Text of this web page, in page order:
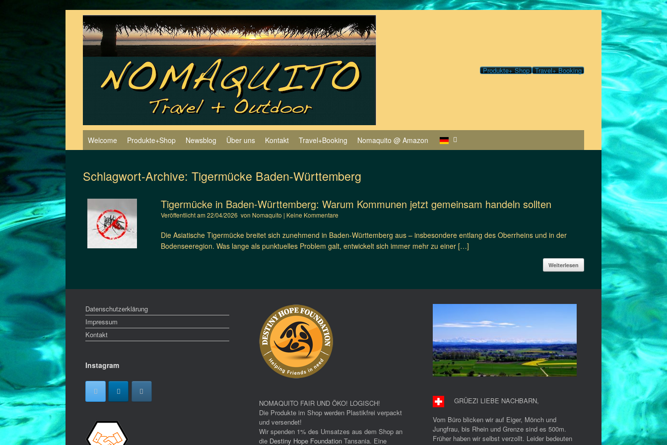
springen
Produkte+ Shop Travel+ Booking
Welcome Produkte+Shop Newsblog Über uns Kontakt Travel+Booking Nomaquito @ Amazon
Schlagwort-Archive: Tigermücke Baden-Württemberg
Tigermücke in Baden-Württemberg: Warum Kommunen jetzt gemeinsam handeln sollten
Veröffentlicht am22/04/2026 von Nomaquito | Keine Kommentare
Die Asiatische Tigermücke breitet sich zunehmend in Baden-Württemberg aus – insbesondere entlang des Oberrheins und in der
Bodenseeregion. Was lange als punktuelles Problem galt, entwickelt sich immer mehr zu einer […]
Weiterlesen
Datenschutzerklärung
Impressum
Kontakt
Instagram
NOMAQUITO FAIR UND ÖKO! LOGISCH!
Die Produkte im Shop werden Plastikfrei verpackt
und versendet!
Wir spenden 1% des Umsatzes aus dem Shop an
die Destiny Hope Foundation Tansania. Eine
GRÜEZI LIEBE NACHBARN,
Vom Büro blicken wir auf Eiger, Mönch und
Jungfrau, bis Rhein und Grenze sind es 500m.
Früher haben wir selbst verzollt. Leider bedeuten